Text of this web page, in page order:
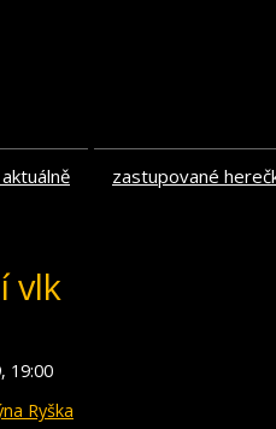
zastupované
vlk
19:00
Ryška